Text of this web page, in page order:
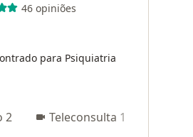
46 opiniões
para Psiquiatria
2 Teleconsulta 1